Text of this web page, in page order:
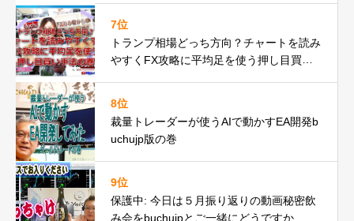
7位
トランプ相場どっち方向？チャートを読み
やすくFX攻略に平均足を使う押し目買い
8位
裁量トレーダーが使うAIで動かすEA開発b
uchujp版の巻
9位
保護中: 今日は５月振り返りの動画秘密飲
み会をbuchujpとご一緒にどうですか